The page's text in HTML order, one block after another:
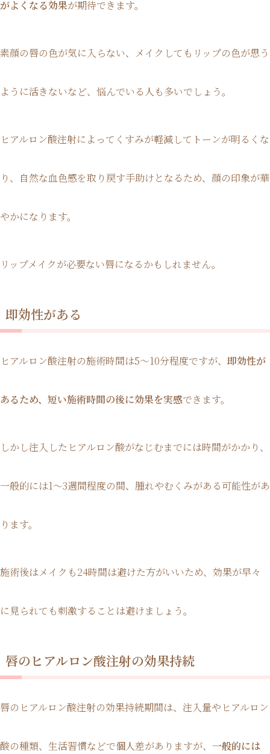
がよくなる効果が期待できます。
素顔の唇の色が気に入らない、メイクしてもリップの色が思う
ように活きないなど、悩んでいる人も多いでしょう。
ヒアルロン酸注射によってくすみが軽減してトーンが明るくな
り、自然な血色感を取り戻す手助けとなるため、顔の印象が華
やかになります。
リップメイクが必要ない唇になるかもしれません。
即効性がある
ヒアルロン酸注射の施術時間は5〜10分程度ですが、 即効性が
あるため、短い施術時間の後に効果を実感できます。
しかし注入したヒアルロン酸がなじむまでには時間がかかり、
一般的には1〜3週間程度の間、腫れやむくみがある可能性があ
ります。
施術後はメイクも24時間は避けた方がいいため、効果が早々
に見られても刺激することは避けましょう。
唇のヒアルロン酸注射の効果持続
唇のヒアルロン酸注射の効果持続期間は、注入量やヒアルロン
酸の種類、生活習慣などで個人差がありますが、 一般的には